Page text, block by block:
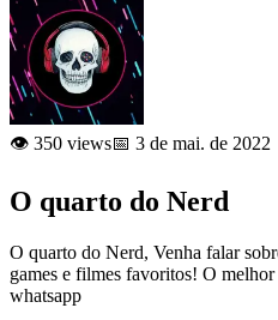
👁️ 350 views📅 3 de mai. de 2022
O quarto do Nerd
O quarto do Nerd, Venha falar
games e filmes favoritos! O
whatsapp